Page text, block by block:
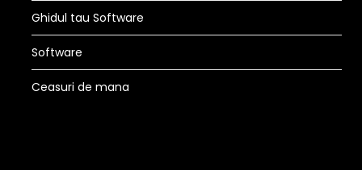
Ghidul tau Software
Software
Ceasuri de mana